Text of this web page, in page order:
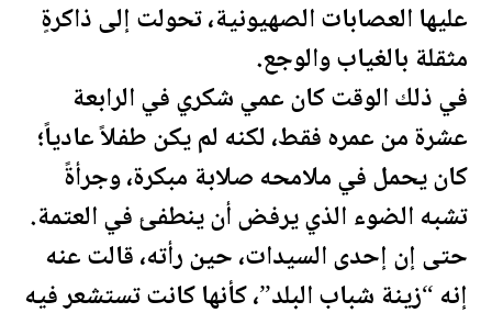
عليها العصابات الصهيونية، تحولت إلى ذاكرةٍ
مثقلة بالغياب والوجع.
في ذلك الوقت كان عمي شكري في الرابعة
عشرة من عمره فقط، لكنه لم يكن طفلاً عادياً؛
كان يحمل في ملامحه صلابة مبكرة، وجرأةً
تشبه الضوء الذي يرفض أن ينطفئ في العتمة.
حتى إن إحدى السيدات، حين رأته، قالت عنه
إنه “زينة شباب البلد”، كأنها كانت تستشعر فيه